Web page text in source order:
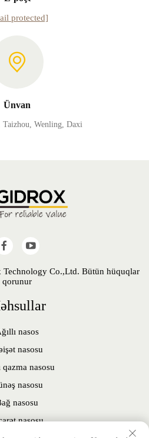
protected]
Ünvan
Wenling, Daxi
Co.,Ltd. Bütün hüquqlar
qorunur
nasos
nasosu
qazma nasosu
nasosu
nasosu
nasosu